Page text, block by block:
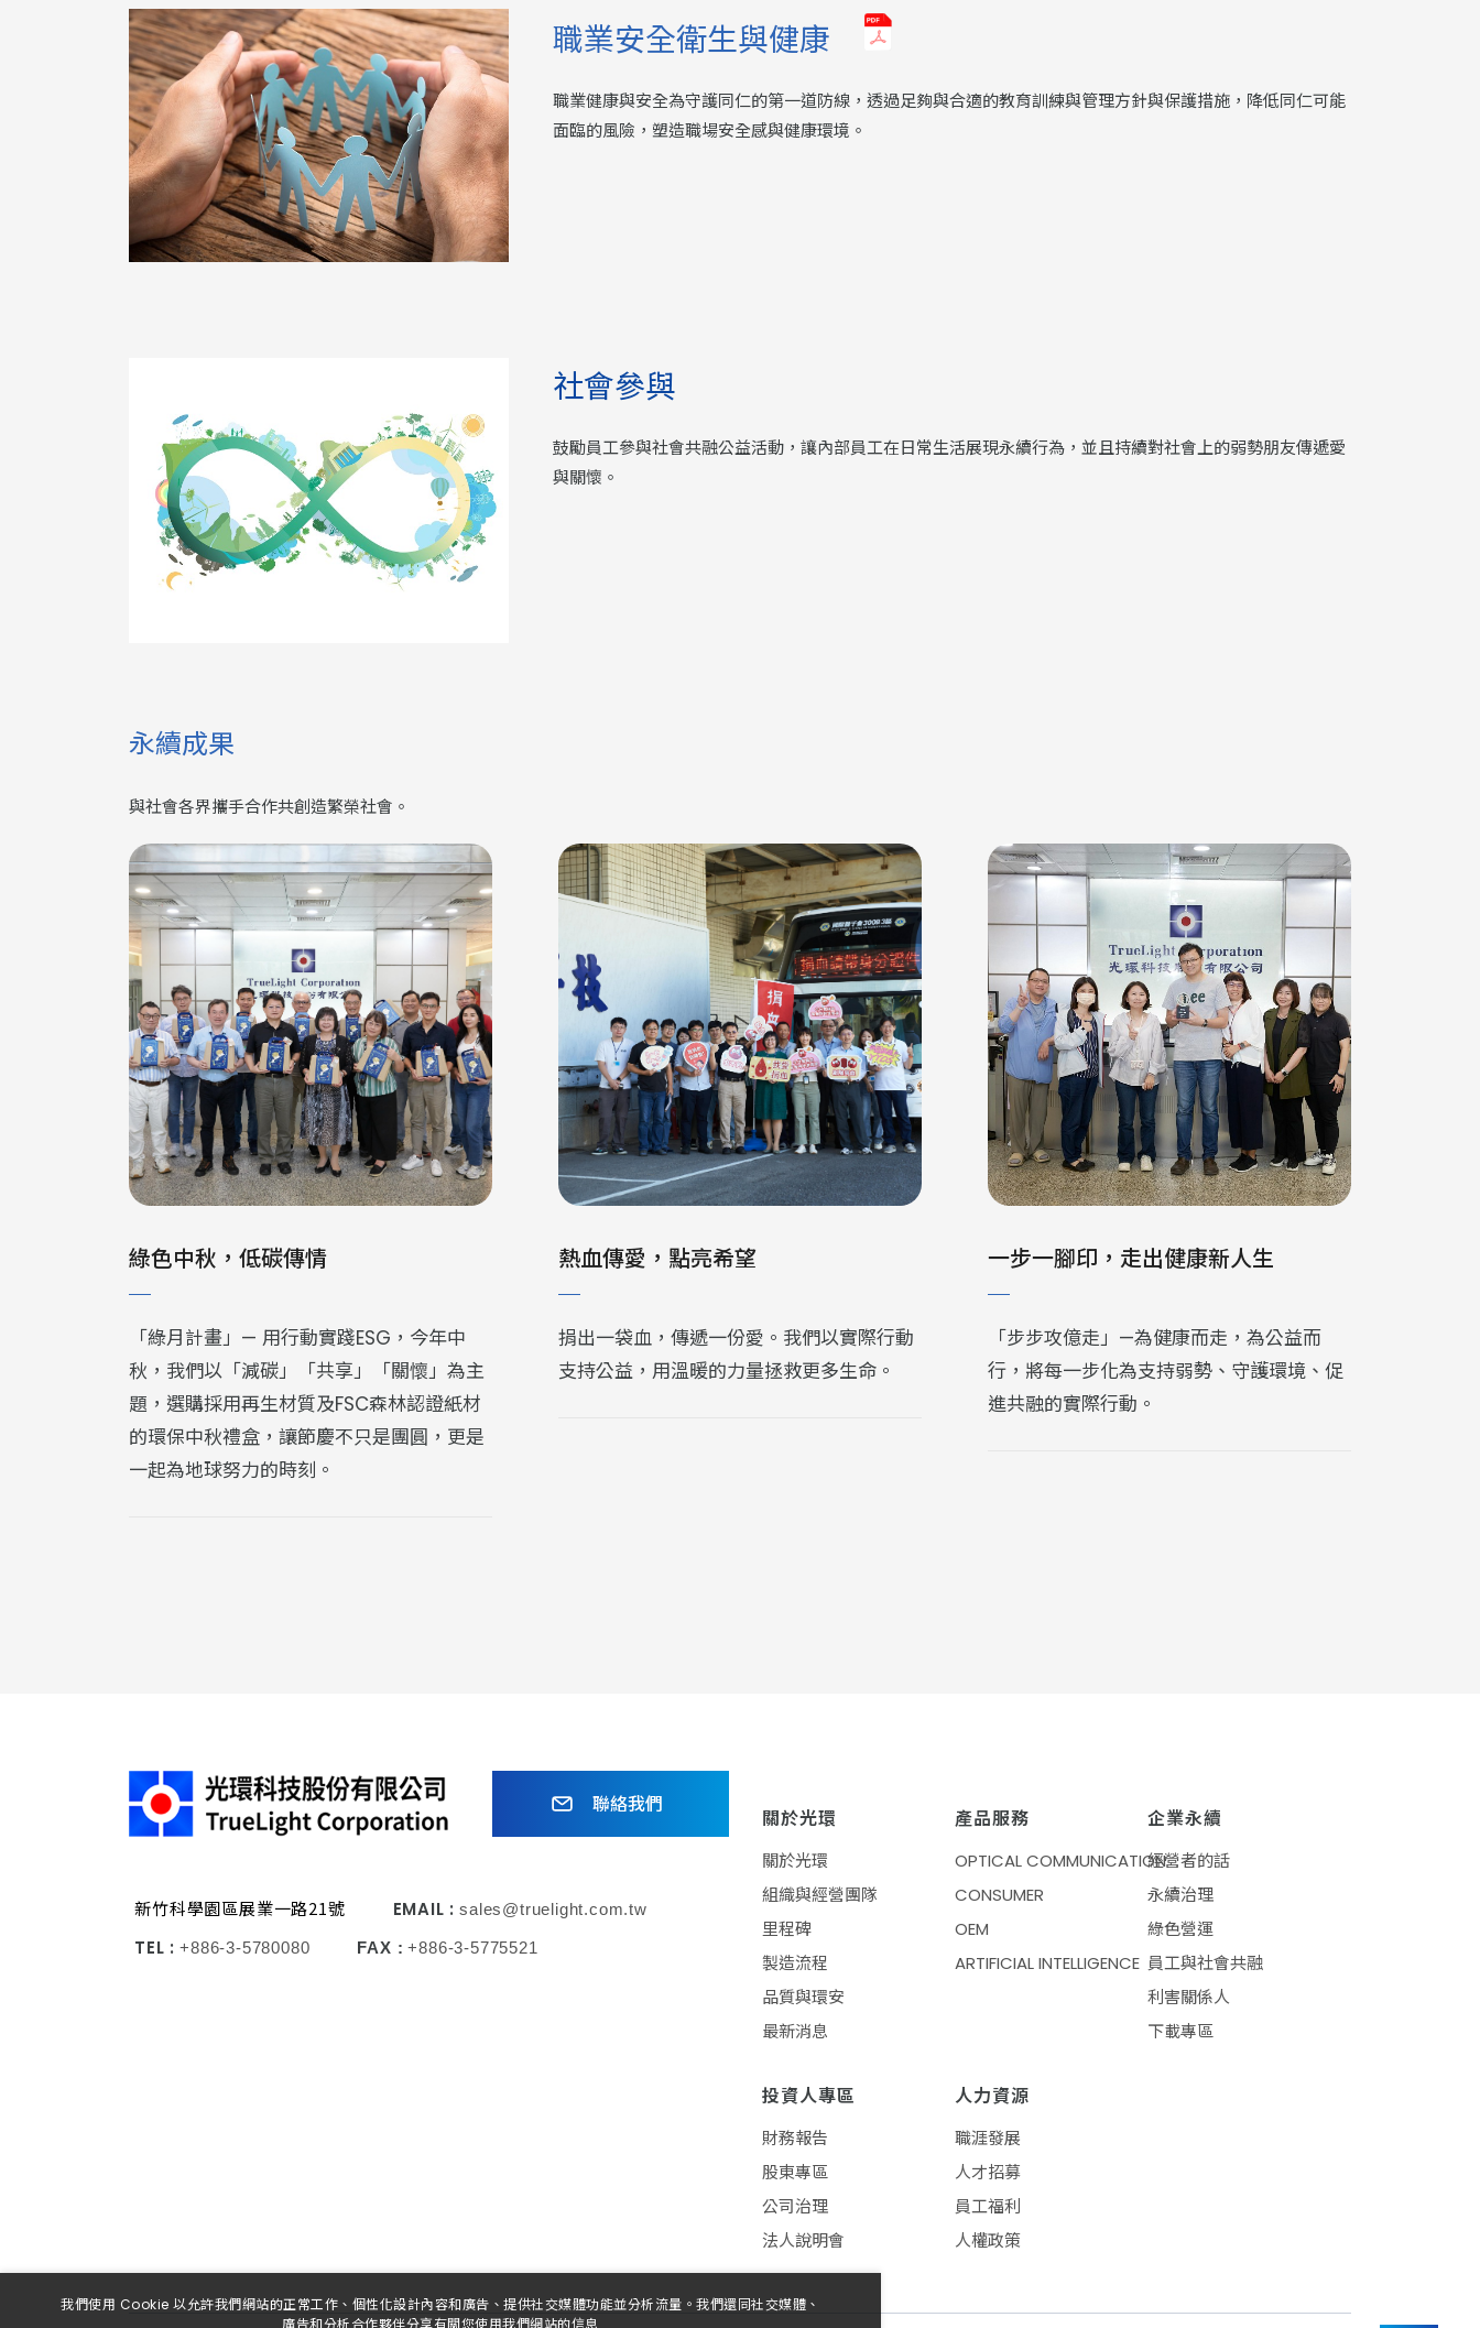
職業安全衛生與健康
職業健康與安全為守護同仁的第一道防線，透過足夠與合適的教育訓練與管理方針與保護措施，降低同仁可能
面臨的風險，塑造職場安全感與健康環境。
社會參與
鼓勵員工參與社會共融公益活動，讓內部員工在日常生活展現永續行為，並且持續對社會上的弱勢朋友傳遞愛
與關懷。
永續成果
與社會各界攜手合作共創造繁榮社會 。
綠色中秋，低碳傳情
「綠月計畫」— 用行動實踐ESG，今年中
秋，我們以「減碳」「共享」「關懷」為主
題，選購採用再生材質及FSC森林認證紙材
的環保中秋禮盒，讓節慶不只是團圓，更是
一起為地球努力的時刻。
熱血傳愛，點亮希望
捐出一袋血，傳遞一份愛。我們以實際行動
支持公益，用溫暖的力量拯救更多生命。
一步一腳印，走出健康新人生
「步步攻億走」—為健康而走，為公益而
行，將每一步化為支持弱勢、守護環境、促
進共融的實際行動。
聯絡我們
新竹科學園區展業一路21號 EMAIL : sales@truelight.com.tw
TEL : +886-3-5780080 FAX : +886-3-5775521
關於光環
關於光環
組織與經營團隊
里程碑
製造流程
品質與環安
最新消息
產品服務
OPTICAL COMMUNICATION
CONSUMER
OEM
ARTIFICIAL INTELLIGENCE
企業永續
經營者的話
永續治理
綠色營運
員工與社會共融
利害關係人
下載專區
投資人專區
財務報告
股東專區
公司治理
法人說明會
人力資源
職涯發展
人才招募
員工福利
人權政策
我們使用 Cookie 以允許我們網站的正常工作、個性化設計內容和廣告、提供社交媒體功能並分析流量。我們還同社交媒體、
廣告和分析合作夥伴分享有關您使用我們網站的信息